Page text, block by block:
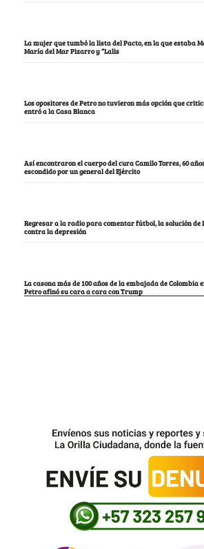
La mujer que tumbó la lista del Pacto, en la que estaba
María del Mar Pizarro y “Lalis
Los opositores de Petro no tuvieron más opción que
entró a la Casa Blanca
Así encontraron el cuerpo del cura Camilo Torres, 60
escondido por un general del Ejército
Regresar a la radio para comentar fútbol, la solución
contra la depresión
La casona más de 100 años de la embajada de Colombia
Petro afinó su cara a cara con Trump